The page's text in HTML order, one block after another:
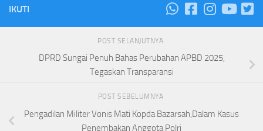
IKUTI
POST SELANJUTNYA
DPRD Sungai Penuh Bahas Perubahan APBD 2025,
Tegaskan Transparansi
POST SEBELUMNYA
Pengadilan Militer Vonis Mati Kopda Bazarsah,Dalam Kasus
Penembakan Anggota Polri